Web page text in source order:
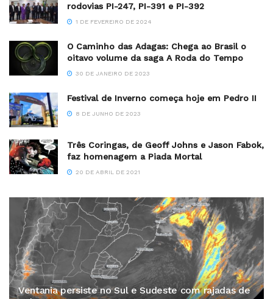
rodovias PI-247, PI-391 e PI-392
1 DE FEVEREIRO DE 2024
O Caminho das Adagas: Chega ao Brasil o
oitavo volume da saga A Roda do Tempo
30 DE JANEIRO DE 2023
Festival de Inverno começa hoje em Pedro II
8 DE JUNHO DE 2023
Três Coringas, de Geoff Johns e Jason Fabok,
faz homenagem a Piada Mortal
20 DE ABRIL DE 2021
Ventania persiste no Sul e Sudeste com rajadas de